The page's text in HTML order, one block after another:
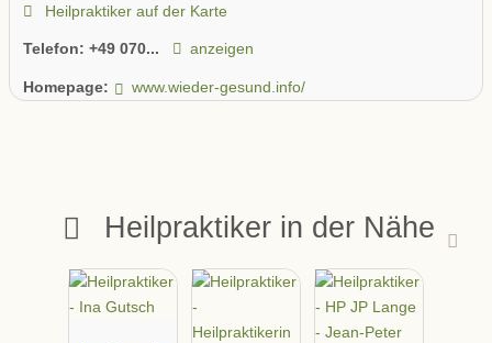
Heilpraktiker auf der Karte
Telefon: +49 070... anzeigen
Homepage: www.wieder-gesund.info/
Heilpraktiker in der Nähe